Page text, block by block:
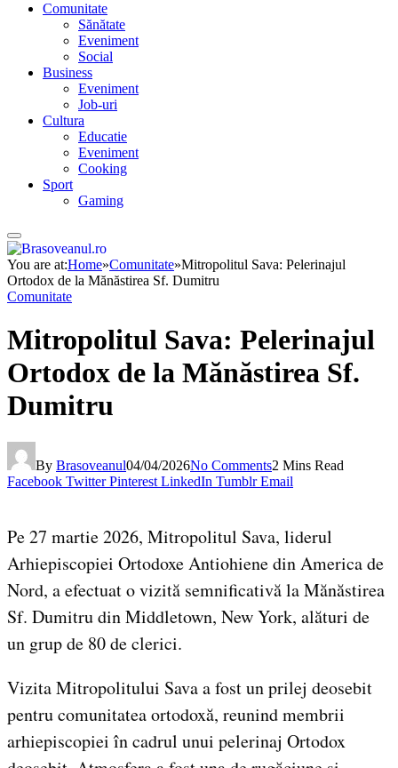
Comunitate
Sănătate
Eveniment
Social
Business
Eveniment
Job-uri
Cultura
Educatie
Eveniment
Cooking
Sport
Gaming
You are at:Home»Comunitate»Mitropolitul Sava: Pelerinajul
Ortodox de la Mănăstirea Sf. Dumitru
Comunitate
Mitropolitul Sava: Pelerinajul
Ortodox de la Mănăstirea Sf.
Dumitru
By Brasoveanul04/04/2026No Comments2 Mins Read
Facebook Twitter Pinterest LinkedIn Tumblr Email
Pe 27 martie 2026, Mitropolitul Sava, liderul
Arhiepiscopiei Ortodoxe Antiohiene din America de
Nord, a efectuat o vizită semnificativă la Mănăstirea
Sf. Dumitru din Middletown, New York, alături de
un grup de 80 de clerici.
Vizita Mitropolitului Sava a fost un prilej deosebit
pentru comunitatea ortodoxă, reunind membrii
arhiepiscopiei în cadrul unui pelerinaj Ortodox